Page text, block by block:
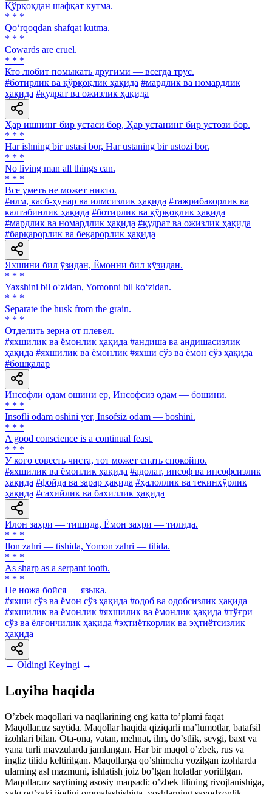
Қўрқоқдан шафқат кутма.
* * *
Qo‘rqoqdan shafqat kutma.
* * *
Cowards are cruel.
* * *
Кто любит помыкать другими — всегда трус.
#ботирлик ва қўрқоқлик ҳақида #мардлик ва номардлик
ҳақида #қудрат ва ожизлик ҳақида
Ҳар ишнинг бир устаси бор, Ҳар устанинг бир устози бор.
* * *
Har ishning bir ustasi bor, Har ustaning bir ustozi bor.
* * *
No living man all things can.
* * *
Все уметь не может никто.
#илм, касб-ҳунар ва илмсизлик ҳақида #тажрибакорлик ва
калтабинлик ҳақида #ботирлик ва қўрқоқлик ҳақида
#мардлик ва номардлик ҳақида #қудрат ва ожизлик ҳақида
#барқарорлик ва беқарорлик ҳақида
Яхшини бил ўзидан, Ёмонни бил кўзидан.
* * *
Yaxshini bil o‘zidan, Yomonni bil ko‘zidan.
* * *
Separate the husk from the grain.
* * *
Отделить зерна от плевел.
#яхшилик ва ёмонлик ҳақида #андиша ва андишасизлик
ҳақида #яхшилик ва ёмонлик #яхши сўз ва ёмон сўз ҳақида
#бошқалар
Инсофли одам ошини ер, Инсофсиз одам — бошини.
* * *
Insofli odam oshini yer, Insofsiz odam — boshini.
* * *
A good conscience is a continual feast.
* * *
У кого совесть чиста, тот может спать спокойно.
#яхшилик ва ёмонлик ҳақида #адолат, инсоф ва инсофсизлик
ҳақида #фойда ва зарар ҳақида #ҳалоллик ва текинхўрлик
ҳақида #сахийлик ва бахиллик ҳақида
Илон заҳри — тишида, Ёмон заҳри — тилида.
* * *
Ilon zahri — tishida, Yomon zahri — tilida.
* * *
As sharp as a serpant tooth.
* * *
Не ножа бойся — языка.
#яхши сўз ва ёмон сўз ҳақида #одоб ва одобсизлик ҳақида
#яхшилик ва ёмонлик #яхшилик ва ёмонлик ҳақида #тўғри
сўз ва ёлғончилик ҳақида #эҳтиёткорлик ва эҳтиётсизлик
ҳақида
← Oldingi Keyingi →
Loyiha haqida
Oʼzbek maqollari va naqllarining eng katta toʼplami faqat
Maqollar.uz saytida. Maqollar haqida qiziqarli maʼlumotlar, batafsil
izohlari bilan. Ota-ona, vatan, mehnat, ilm, doʼstlik, sevgi, baxt va
yana turli mavzularda jamlangan. Har bir maqol oʼzbek, rus va
ingliz tilida keltirilgan. Maqollarga qoʼshimcha yozilgan izohlarda
ularning asl mazmuni, ishlatish joiz boʼlgan holatlar yoritilgan.
Maqollar.uz saytining asosiy maqsadi: oʼzbek tilining rivojlanishiga,